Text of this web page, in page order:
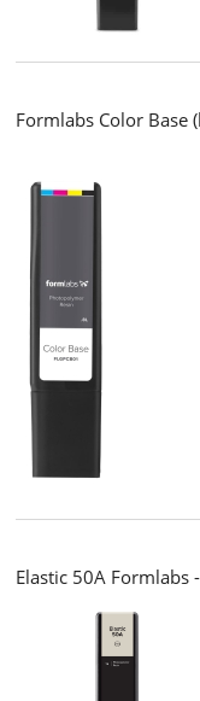
Formlabs Color Base
Elastic 50A